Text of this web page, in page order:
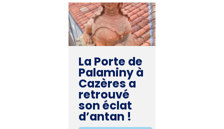
La Porte de
Palaminy à
Cazères a
retrouvé
son éclat
d’antan !